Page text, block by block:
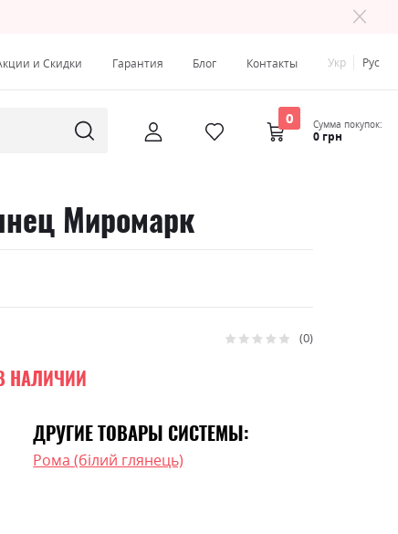
и Скидки Гарантия Блог Контакты Укр Рус
0 Сумма покупок:
0 грн
Миромарк
Рейтинг: 0
НАЛИЧИИ
ДРУГИЕ ТОВАРЫ СИСТЕМЫ:
Рома (білий глянець)